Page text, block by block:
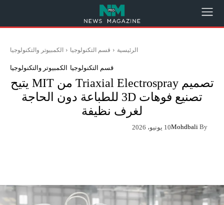
الرئيسية قسم التكنولوجيا الكمبيوتر والتكنولوجيا
قسم التكنولوجيا الكمبيوتر والتكنولوجيا
تصميم Triaxial Electrospray من MIT يتيح
تصنيع فوهات 3D للطباعة دون الحاجة
لغرف نظيفة
By
Mohdbali10 يونيو، 2026